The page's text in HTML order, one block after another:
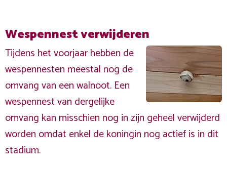
Wespennest verwijderen
Tijdens het voorjaar hebben de
wespennesten meestal nog de
omvang van een walnoot. Een
wespennest van dergelijke
omvang kan misschien nog in zijn geheel verwijderd
worden omdat enkel de koningin nog actief is in dit
stadium.